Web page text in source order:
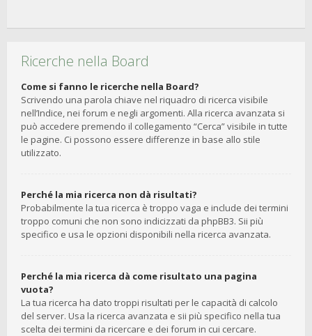
Ricerche nella Board
Come si fanno le ricerche nella Board?
Scrivendo una parola chiave nel riquadro di ricerca visibile
nell’Indice, nei forum e negli argomenti. Alla ricerca avanzata si
può accedere premendo il collegamento “Cerca” visibile in tutte
le pagine. Ci possono essere differenze in base allo stile
utilizzato.
Perché la mia ricerca non dà risultati?
Probabilmente la tua ricerca è troppo vaga e include dei termini
troppo comuni che non sono indicizzati da phpBB3. Sii più
specifico e usa le opzioni disponibili nella ricerca avanzata.
Perché la mia ricerca dà come risultato una pagina
vuota?
La tua ricerca ha dato troppi risultati per le capacità di calcolo
del server. Usa la ricerca avanzata e sii più specifico nella tua
scelta dei termini da ricercare e dei forum in cui cercare.